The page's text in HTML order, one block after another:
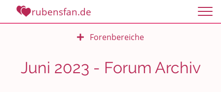
rubensfan.de
Forenbereiche
Rundum Leben
Juni 2023 - Forum Archiv